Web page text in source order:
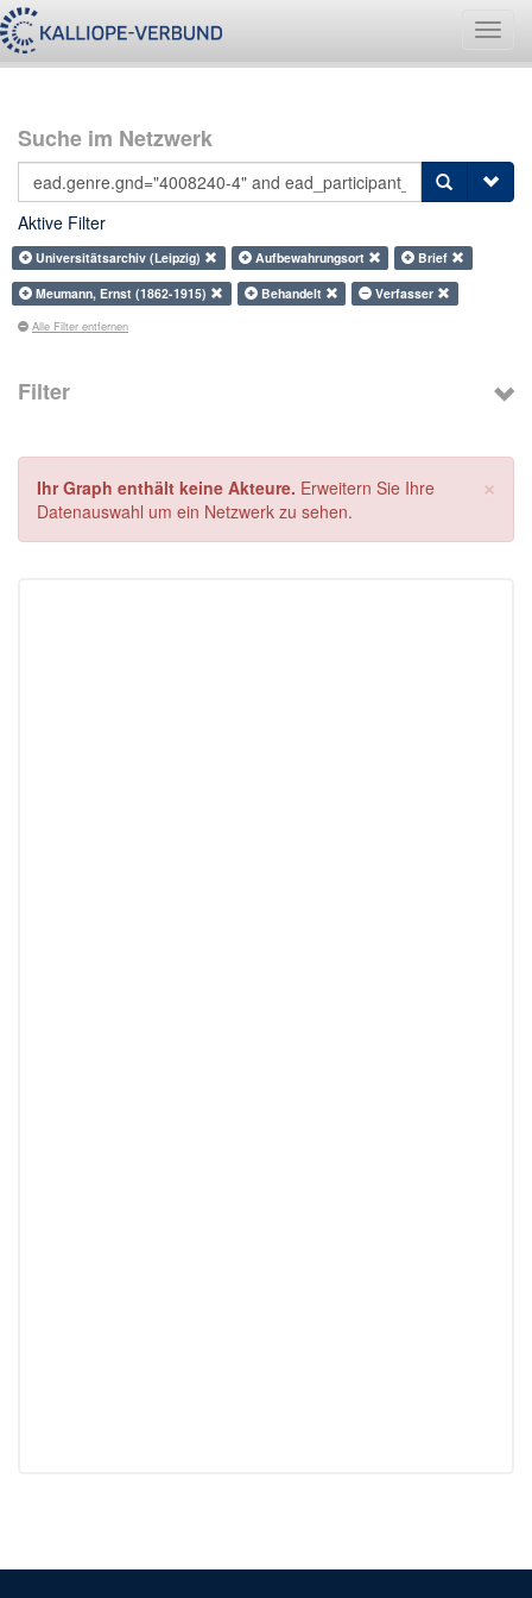
Suche im Netzwerk
Aktive Filter
Universitätsarchiv (Leipzig) Aufbewahrungsort
Brief
Meumann, Ernst (1862-1915)
Behandelt Verfasser
Alle Filter entfernen
Filter
×
Ihr Graph enthält keine Akteure. Erweitern Sie Ihre
Datenauswahl um ein Netzwerk zu sehen.